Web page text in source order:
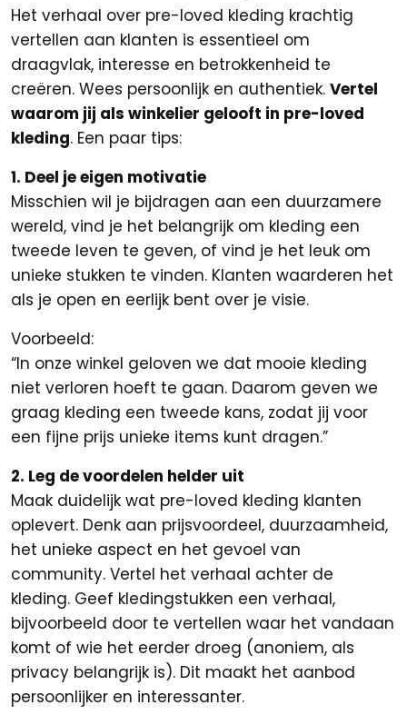
Het verhaal over pre-loved kleding krachtig
vertellen aan klanten is essentieel om
draagvlak, interesse en betrokkenheid te
creëren. Wees persoonlijk en authentiek. Vertel
waarom jij als winkelier gelooft in pre-loved
kleding. Een paar tips:
1. Deel je eigen motivatie
Misschien wil je bijdragen aan een duurzamere
wereld, vind je het belangrijk om kleding een
tweede leven te geven, of vind je het leuk om
unieke stukken te vinden. Klanten waarderen het
als je open en eerlijk bent over je visie.
Voorbeeld:
“In onze winkel geloven we dat mooie kleding
niet verloren hoeft te gaan. Daarom geven we
graag kleding een tweede kans, zodat jij voor
een fijne prijs unieke items kunt dragen.”
2. Leg de voordelen helder uit
Maak duidelijk wat pre-loved kleding klanten
oplevert. Denk aan prijsvoordeel, duurzaamheid,
het unieke aspect en het gevoel van
community. Vertel het verhaal achter de
kleding. Geef kledingstukken een verhaal,
bijvoorbeeld door te vertellen waar het vandaan
komt of wie het eerder droeg (anoniem, als
privacy belangrijk is). Dit maakt het aanbod
persoonlijker en interessanter.